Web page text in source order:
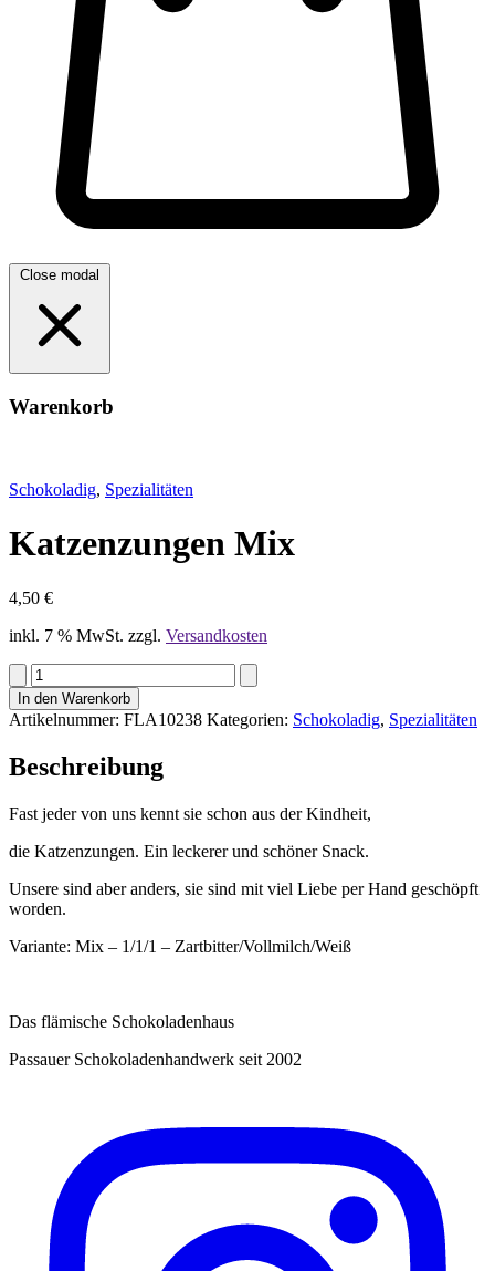
Close modal
Warenkorb
Schokoladig, Spezialitäten
Katzenzungen Mix
4,50 €
inkl. 7 % MwSt. zzgl. Versandkosten
In den Warenkorb
Artikelnummer: FLA10238 Kategorien: Schokoladig, Spezialitäten
Beschreibung
Fast jeder von uns kennt sie schon aus der Kindheit,
die Katzenzungen. Ein leckerer und schöner Snack.
Unsere sind aber anders, sie sind mit viel Liebe per Hand geschöpft
worden.
Variante: Mix – 1/1/1 – Zartbitter/Vollmilch/Weiß
Das flämische Schokoladenhaus
Passauer Schokoladenhandwerk seit 2002